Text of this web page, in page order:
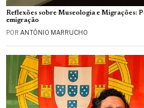
Reflexões sobre Museologia e Migrações:
emigração
POR ANTÓNIO MARRUCHO